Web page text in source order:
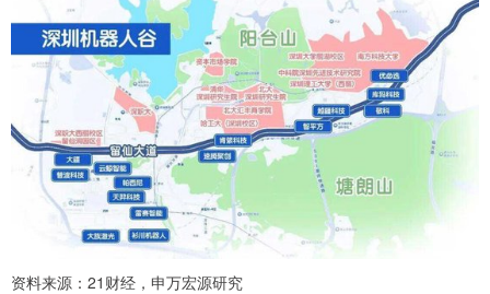
资料来源：21财经，申万宏源研究